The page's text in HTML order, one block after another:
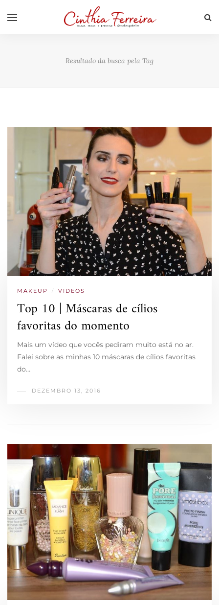
Resultado da busca pela Tag
MAKEUP / VIDEOS
Top 10 | Máscaras de cílios
favoritas do momento
Mais um vídeo que vocês pediram muito está no ar.
Falei sobre as minhas 10 máscaras de cílios favoritas
do…
DEZEMBRO 13, 2016